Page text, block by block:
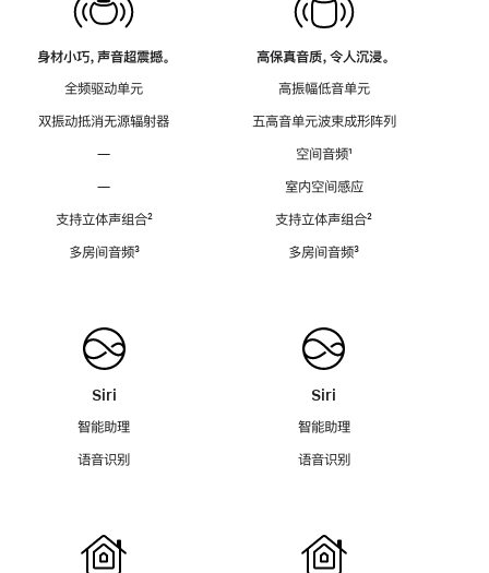
身材小巧，声音超震撼。
全频驱动单元
双振动抵消无源辐射器
—
—
支持立体声组合脚
²
多房间音频脚
³
Siri
智能助理
语音识别
高保真音质，令人沉浸。
高振幅低音单元
五高音单元波束成形阵列
空间音频脚
¹
室内空间感应
支持立体声组合脚
²
多房间音频脚
³
Siri
智能助理
语音识别